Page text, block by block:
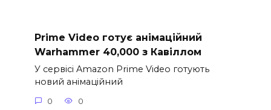
Prime Video готує анімаційний
Warhammer 40,000 з Кавіллом
У сервісі Amazon Prime Video готують
новий анімаційний
0 0